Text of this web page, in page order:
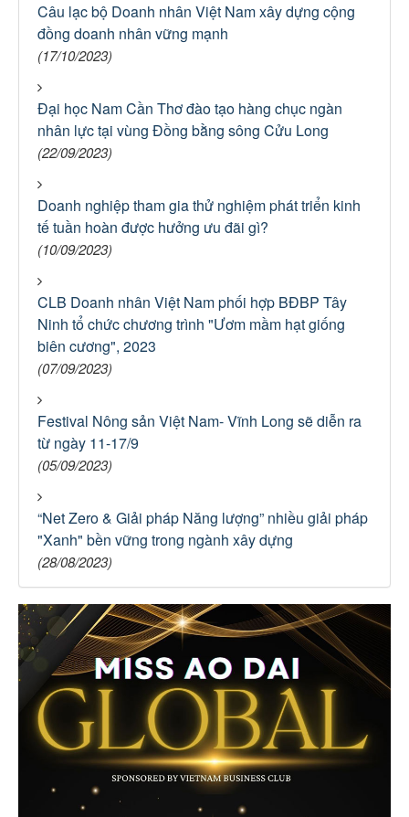
Câu lạc bộ Doanh nhân Việt Nam xây dựng cộng
đồng doanh nhân vững mạnh
(17/10/2023)
Đại học Nam Cần Thơ đào tạo hàng chục ngàn
nhân lực tại vùng Đồng bằng sông Cửu Long
(22/09/2023)
Doanh nghiệp tham gia thử nghiệm phát triển kinh
tế tuần hoàn được hưởng ưu đãi gì?
(10/09/2023)
CLB Doanh nhân Việt Nam phối hợp BĐBP Tây
Ninh tổ chức chương trình "Ươm mầm hạt giống
biên cương", 2023
(07/09/2023)
Festival Nông sản Việt Nam- Vĩnh Long sẽ diễn ra
từ ngày 11-17/9
(05/09/2023)
“Net Zero & Giải pháp Năng lượng” nhiều giải pháp
"Xanh" bền vững trong ngành xây dựng
(28/08/2023)